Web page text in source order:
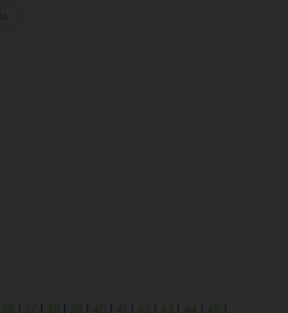
36 37 38 39 40 41 42 43 44 45